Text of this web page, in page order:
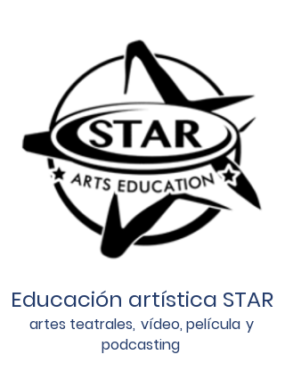
Educación artística STAR
artes teatrales, vídeo, película y
podcasting